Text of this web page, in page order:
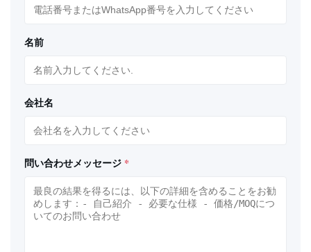
名前
会社名
問い合わせメッセージ *